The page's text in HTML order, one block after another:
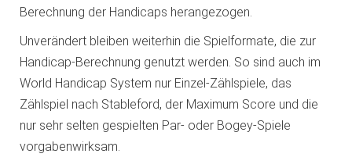
Berechnung der Handicaps herangezogen.
Unverändert bleiben weiterhin die Spielformate, die zur
Handicap-Berechnung genutzt werden. So sind auch im
World Handicap System nur Einzel-Zählspiele, das
Zählspiel nach Stableford, der Maximum Score und die
nur sehr selten gespielten Par- oder Bogey-Spiele
vorgabenwirksam.